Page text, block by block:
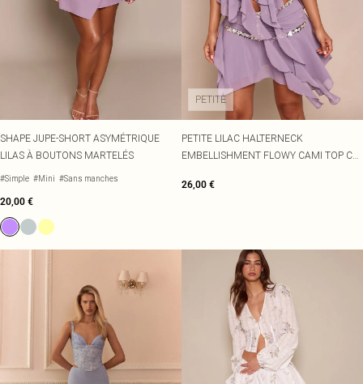
SHAPE JUPE-SHORT ASYMÉTRIQUE
LILAS À BOUTONS MARTELÉS
#Simple #Mini #Sans manches
20,00 €
PETITE
PETITE LILAC HALTERNECK
EMBELLISHMENT FLOWY CAMI TOP CO-
26,00 €